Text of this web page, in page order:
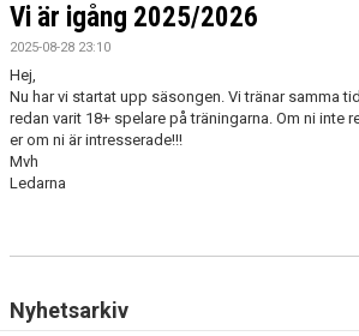
BILDGALLERI
DOKUMENT
NYHETSARKIV
Vi är igång 2025/2026
2025-08-28 23:10
Hej,
Nu har vi startat upp säsongen. Vi tränar samma
redan varit 18+ spelare på träningarna. Om ni inte
er om ni är intresserade!!!
Mvh
Ledarna
Nyhetsarkiv